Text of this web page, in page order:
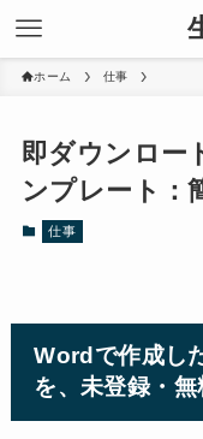
ホーム 仕事
即ダウンロー
ンプレート：
仕事
Wordで作成し
を、未登録・無